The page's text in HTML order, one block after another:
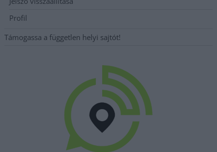
Profil
Támogassa a független helyi sajtót!